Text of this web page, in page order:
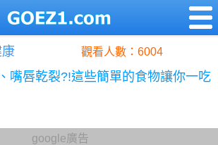
觀看人數：6004
嘴唇乾裂?!這些簡單的食物讓你一吃
google廣告